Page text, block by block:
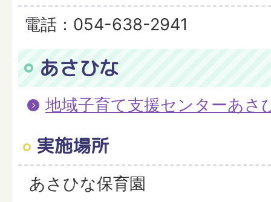
電話：054-638-2941
あさひな
地域子育て支援センターあさ
実施場所
あさひな保育園